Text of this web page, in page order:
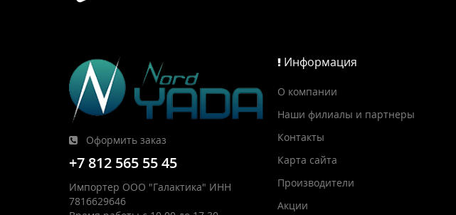
Оформить заказ
+7 812 565 55 45
Импортер ООО "Галактика" ИНН
7816629646
Информация
О компании
Наши филиалы и партнеры
Контакты
Карта сайта
Производители
Акции